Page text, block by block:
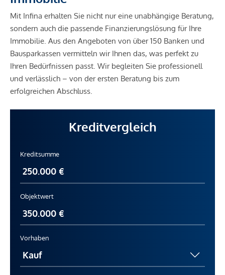
Mit Infina erhalten Sie nicht nur eine unabhängige Beratung,
sondern auch die passende Finanzierungslösung für Ihre
Immobilie. Aus den Angeboten von über 150 Banken und
Bausparkassen vermitteln wir Ihnen das, was perfekt zu
Ihren Bedürfnissen passt. Wir begleiten Sie professionell
und verlässlich – von der ersten Beratung bis zum
erfolgreichen Abschluss.
Kreditvergleich
Kreditsumme
Objektwert
Vorhaben